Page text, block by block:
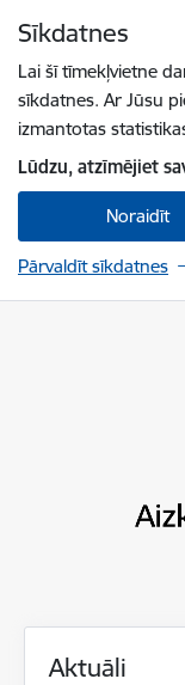
Sīkdatnes
Lai šī tīmekļvietne
sīkdatnes. Ar Jūsu
izmantotas
Lūdzu, atzīmējiet
Noraidīt
Pārvaldīt sīkdatnes
Aktuāli